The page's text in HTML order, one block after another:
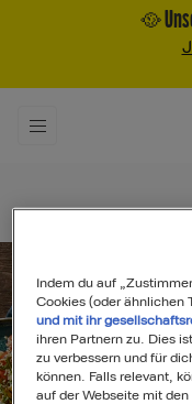
🥘
Indem du auf
Cookies (oder ähnlichen
und mit ihr
ihren Partnern zu. Dies
zu verbessern und für
können. Falls relevant,
auf der Webseite mit